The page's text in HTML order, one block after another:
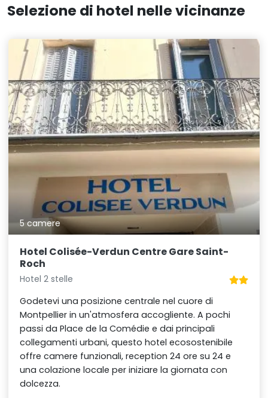
Selezione di hotel nelle vicinanze
5 camere
Hotel Colisée-Verdun Centre Gare Saint-
Roch
Hotel 2 stelle
Godetevi una posizione centrale nel cuore di
Montpellier in un'atmosfera accogliente. A pochi
passi da Place de la Comédie e dai principali
collegamenti urbani, questo hotel ecosostenibile
offre camere funzionali, reception 24 ore su 24 e
una colazione locale per iniziare la giornata con
dolcezza.